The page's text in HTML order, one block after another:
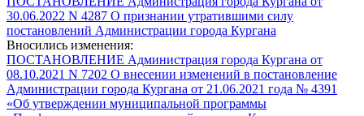
30.06.2022 N 4287 О признании утратившими силу
постановлений Администрации города Кургана
Вносились изменения:
ПОСТАНОВЛЕНИЕ Администрация города Кургана от
08.10.2021 N 7202 О внесении изменений в постановление
Администрации города Кургана от 21.06.2021 года № 4391
«Об утверждении муниципальной программы